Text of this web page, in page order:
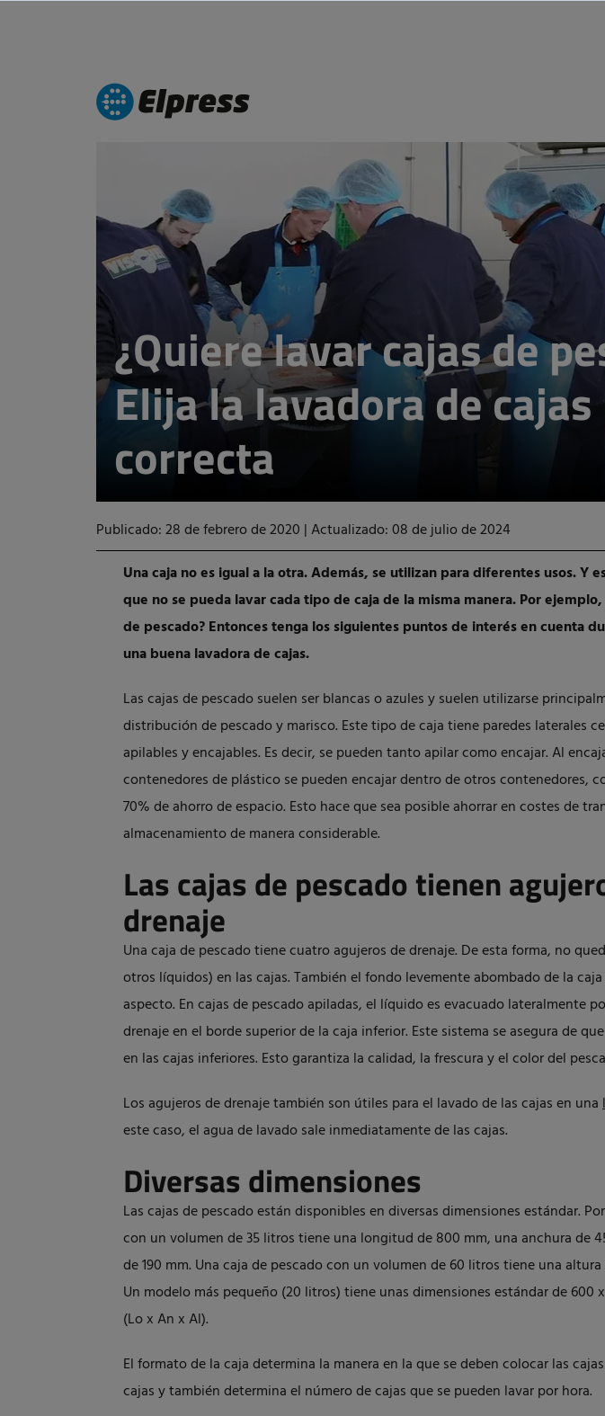
¿Quiere lavar cajas de
Elija la lavadora de cajas
correcta
Publicado: 28 de febrero de 2020 |Actualizado: 08 de julio de 2024
Una caja no es igual a la otra. Además, se utilizan para diferentes usos. Y
que no se pueda lavar cada tipo de caja de la misma manera. Por
de pescado? Entonces tenga los siguientes puntos de interés en cuenta
una buena lavadora de cajas.
Las cajas de pescado suelen ser blancas o azules y suelen utilizarse
distribución de pescado y marisco. Este tipo de caja tiene paredes laterales
apilables y encajables. Es decir, se pueden tanto apilar como encajar. Al
contenedores de plástico se pueden encajar dentro de otros contenedores,
70% de ahorro de espacio. Esto hace que sea posible ahorrar en costes de
almacenamiento de manera considerable.
Las cajas de pescado tienen
drenaje
Una caja de pescado tiene cuatro agujeros de drenaje. De esta forma, no
otros líquidos) en las cajas. También el fondo levemente abombado de la
aspecto. En cajas de pescado apiladas, el líquido es evacuado lateralmente
drenaje en el borde superior de la caja inferior. Este sistema se asegura de
en las cajas inferiores. Esto garantiza la calidad, la frescura y el color del
Los agujeros de drenaje también son útiles para el lavado de las cajas en una
este caso, el agua de lavado sale inmediatamente de las cajas.
Diversas dimensiones
Las cajas de pescado están disponibles en diversas dimensiones estándar.
con un volumen de 35 litros tiene una longitud de 800 mm, una anchura de
de 190 mm. Una caja de pescado con un volumen de 60 litros tiene una
Un modelo más pequeño (20 litros) tiene unas dimensiones estándar de 600
(Lo x An x Al).
El formato de la caja determina la manera en la que se deben colocar las
cajas y también determina el número de cajas que se pueden lavar por hora.